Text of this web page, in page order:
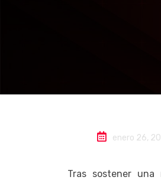
Se
enero 26,
Tras sostener una